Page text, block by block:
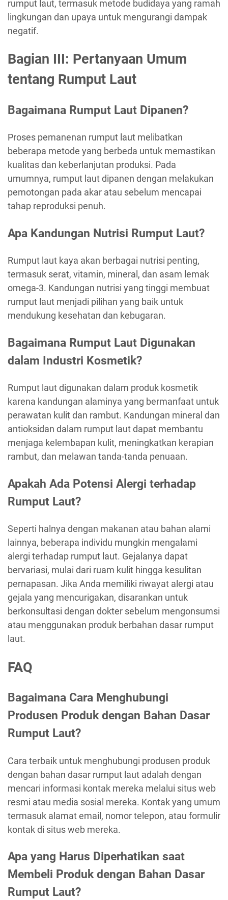
rumput laut, termasuk metode budidaya yang ramah
lingkungan dan upaya untuk mengurangi dampak
negatif.
Bagian III: Pertanyaan Umum
tentang Rumput Laut
Bagaimana Rumput Laut Dipanen?
Proses pemanenan rumput laut melibatkan
beberapa metode yang berbeda untuk memastikan
kualitas dan keberlanjutan produksi. Pada
umumnya, rumput laut dipanen dengan melakukan
pemotongan pada akar atau sebelum mencapai
tahap reproduksi penuh.
Apa Kandungan Nutrisi Rumput Laut?
Rumput laut kaya akan berbagai nutrisi penting,
termasuk serat, vitamin, mineral, dan asam lemak
omega-3. Kandungan nutrisi yang tinggi membuat
rumput laut menjadi pilihan yang baik untuk
mendukung kesehatan dan kebugaran.
Bagaimana Rumput Laut Digunakan
dalam Industri Kosmetik?
Rumput laut digunakan dalam produk kosmetik
karena kandungan alaminya yang bermanfaat untuk
perawatan kulit dan rambut. Kandungan mineral dan
antioksidan dalam rumput laut dapat membantu
menjaga kelembapan kulit, meningkatkan kerapian
rambut, dan melawan tanda-tanda penuaan.
Apakah Ada Potensi Alergi terhadap
Rumput Laut?
Seperti halnya dengan makanan atau bahan alami
lainnya, beberapa individu mungkin mengalami
alergi terhadap rumput laut. Gejalanya dapat
bervariasi, mulai dari ruam kulit hingga kesulitan
pernapasan. Jika Anda memiliki riwayat alergi atau
gejala yang mencurigakan, disarankan untuk
berkonsultasi dengan dokter sebelum mengonsumsi
atau menggunakan produk berbahan dasar rumput
laut.
FAQ
Bagaimana Cara Menghubungi
Produsen Produk dengan Bahan Dasar
Rumput Laut?
Cara terbaik untuk menghubungi produsen produk
dengan bahan dasar rumput laut adalah dengan
mencari informasi kontak mereka melalui situs web
resmi atau media sosial mereka. Kontak yang umum
termasuk alamat email, nomor telepon, atau formulir
kontak di situs web mereka.
Apa yang Harus Diperhatikan saat
Membeli Produk dengan Bahan Dasar
Rumput Laut?